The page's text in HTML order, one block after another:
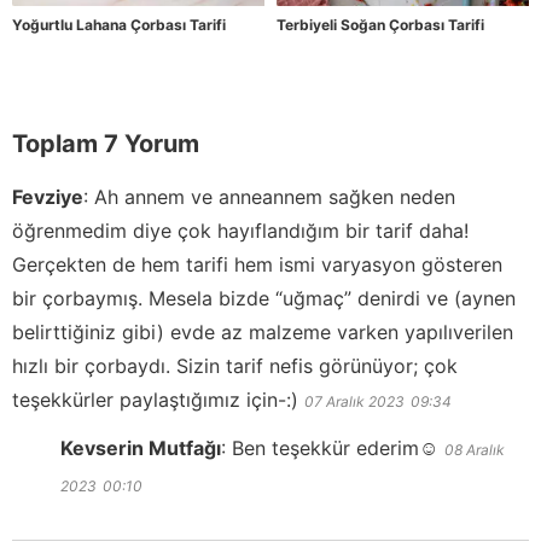
Yoğurtlu Lahana Çorbası Tarifi Terbiyeli Soğan Çorbası Tarifi
Toplam 7 Yorum
Fevziye: Ah annem ve anneannem sağken neden
öğrenmedim diye çok hayıflandığım bir tarif daha!
Gerçekten de hem tarifi hem ismi varyasyon gösteren
bir çorbaymış. Mesela bizde “uğmaç” denirdi ve (aynen
belirttiğiniz gibi) evde az malzeme varken yapılıverilen
hızlı bir çorbaydı. Sizin tarif nefis görünüyor; çok
teşekkürler paylaştığımız için-:) 07 Aralık 2023 09:34
Kevserin Mutfağı: Ben teşekkür ederim☺️ 08 Aralık
2023 00:10